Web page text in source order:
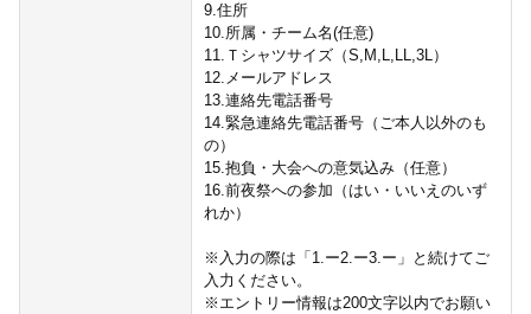
9.住所
10.所属・チーム名(任意)
11.Ｔシャツサイズ（S,M,L,LL,3L）
12.メールアドレス
13.連絡先電話番号
14.緊急連絡先電話番号（ご本人以外のも
の）
15.抱負・大会への意気込み（任意）
16.前夜祭への参加（はい・いいえのいず
れか）
※入力の際は「1.ー2.ー3.ー」と続けてご
入力ください。
※エントリー情報は200文字以内でお願い